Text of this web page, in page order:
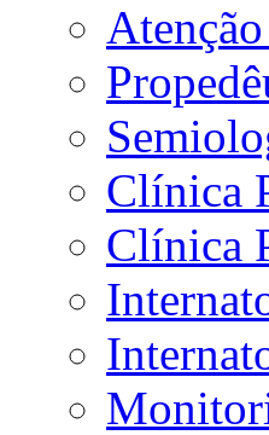
Clínica
Clínica